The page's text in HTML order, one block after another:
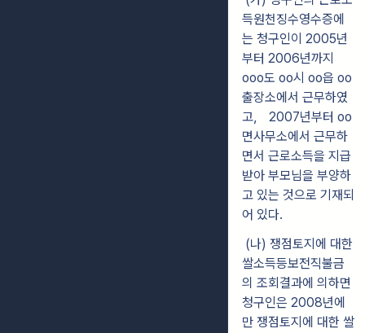
득원천징수영수증에
는 청구인이 2005년
부터 2006년까지
ooo도 oo시 oo읍 oo
출장소에서 근무하였
고， 2007년부터 oo
면사무소에서 근무하
면서 근로소득을 지급
받아 부모님을 부양하
고 있는 것으로 기재되
어 있다.
(나) 쟁점토지에 대한
쌀소득등보전직불금
의 조회결과에 의하면
청구인은 2008년에
만 쟁점토지에 대한 쌀